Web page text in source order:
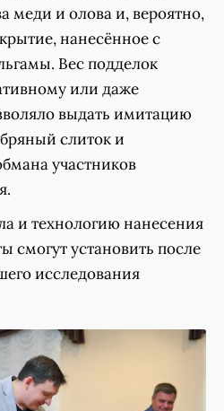
меди и олова и, вероятно,
нанесённое с
Вес подделок
или даже
выдать имитацию
слиток и
участников
и технологию нанесения
смогут установить после
исследования